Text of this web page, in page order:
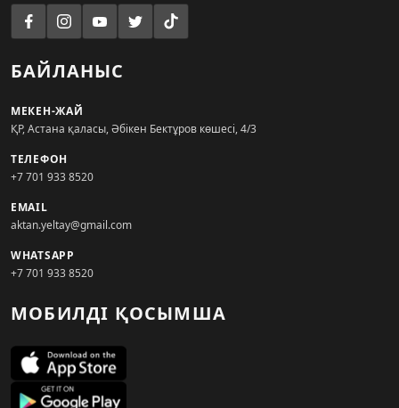
БАЙЛАНЫС
МЕКЕН-ЖАЙ
ҚР, Астана қаласы, Әбікен Бектұров көшесі, 4/3
ТЕЛЕФОН
+7 701 933 8520
EMAIL
aktan.yeltay@gmail.com
WHATSAPP
+7 701 933 8520
МОБИЛДІ ҚОСЫМША